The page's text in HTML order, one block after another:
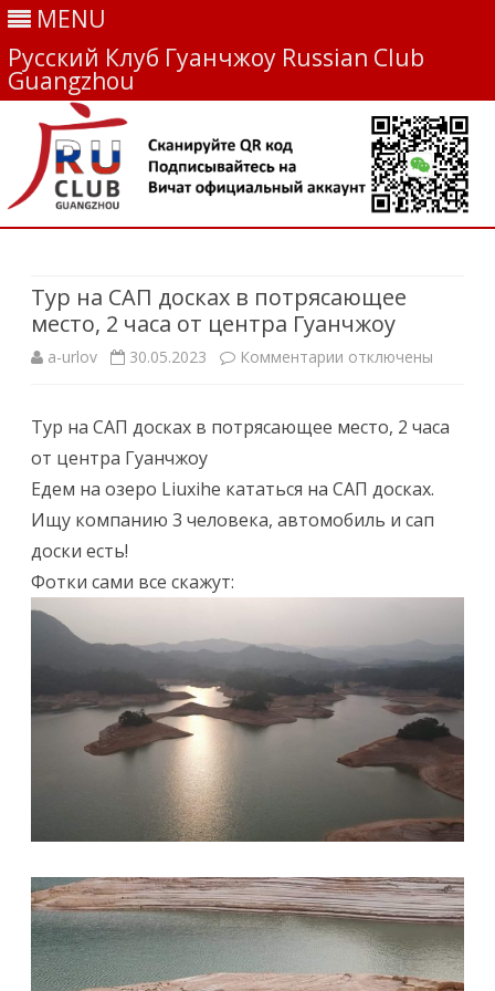
MENU
Русский Клуб Гуанчжоу Russian Club
Guangzhou
Тур на САП досках в потрясающее
место, 2 часа от центра Гуанчжоу
a-urlov 30.05.2023 Комментарии к
а
и
у
р
П
д
о
отключены
Тур на САП досках в потрясающее место, 2 часа
от центра Гуанчжоу
Едем на озеро Liuxihe кататься на САП досках.
Ищу компанию 3 человека, автомобиль и сап
доски есть!
Фотки сами все скажут: